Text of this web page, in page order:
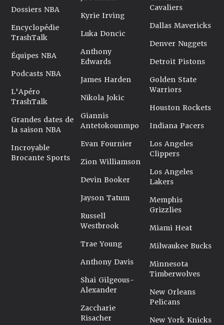
Dossiers NBA
Encyclopédie
TrashTalk
Équipes NBA
Podcasts NBA
L'Apéro
TrashTalk
Grandes dates de
la saison NBA
Incroyable
Brocante Sports
Kyrie Irving
Luka Doncic
Anthony
Edwards
James Harden
Nikola Jokic
Giannis
Antetokounmpo
Evan Fournier
Zion Williamson
Devin Booker
Jayson Tatum
Russell
Westbrook
Trae Young
Anthony Davis
Shai Gilgeous-
Alexander
Zaccharie
Risacher
Cavaliers
Dallas Mavericks
Denver Nuggets
Detroit Pistons
Golden State
Warriors
Houston Rockets
Indiana Pacers
Los Angeles
Clippers
Los Angeles
Lakers
Memphis
Grizzlies
Miami Heat
Milwaukee Bucks
Minnesota
Timberwolves
New Orleans
Pelicans
New York Knicks